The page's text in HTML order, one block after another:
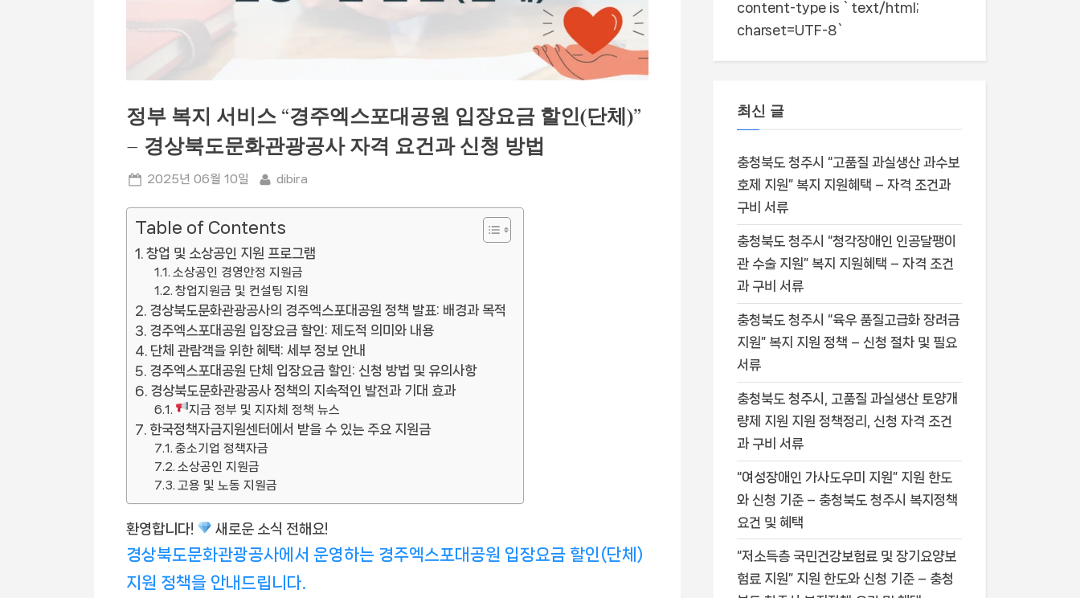
정부 복지 서비스 “경주엑스포대공원 입장요금 할인(단체)”
– 경상북도문화관광공사 자격 요건과 신청 방법
Posted
2025년 06월 10일 By
dibira
Table of Contents
창업 및 소상공인 지원 프로그램
소상공인 경영안정 지원금
창업지원금 및 컨설팅 지원
경상북도문화관광공사의 경주엑스포대공원 정책 발표: 배경과 목적
경주엑스포대공원 입장요금 할인: 제도적 의미와 내용
단체 관람객을 위한 혜택: 세부 정보 안내
경주엑스포대공원 단체 입장요금 할인: 신청 방법 및 유의사항
경상북도문화관광공사 정책의 지속적인 발전과 기대 효과
지금 정부 및 지자체 정책 뉴스
한국정책자금지원센터에서 받을 수 있는 주요 지원금
중소기업 정책자금
소상공인 지원금
고용 및 노동 지원금
환영합니다! 새로운 소식 전해요!
경상북도문화관광공사에서 운영하는 경주엑스포대공원 입장요금 할인(단체)
지원 정책을 안내드립니다.
content-type is `text/html;
charset=UTF-8`
최신 글
충청북도 청주시 “고품질 과실생산 과수보
호제 지원” 복지 지원혜택 – 자격 조건과
구비 서류
충청북도 청주시 “청각장애인 인공달팽이
관 수술 지원” 복지 지원혜택 – 자격 조건
과 구비 서류
충청북도 청주시 “육우 품질고급화 장려금
지원” 복지 지원 정책 – 신청 절차 및 필요
서류
충청북도 청주시, 고품질 과실생산 토양개
량제 지원 지원 정책정리, 신청 자격 조건
과 구비 서류
“여성장애인 가사도우미 지원” 지원 한도
와 신청 기준 – 충청북도 청주시 복지정책
요건 및 혜택
“저소득층 국민건강보험료 및 장기요양보
험료 지원” 지원 한도와 신청 기준 – 충청